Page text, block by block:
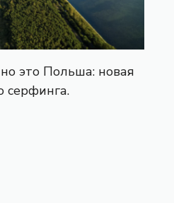
это Польша: новая
серфинга.